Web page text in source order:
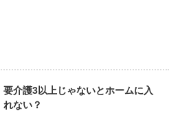
要介護3以上じゃないとホームに入
れない？